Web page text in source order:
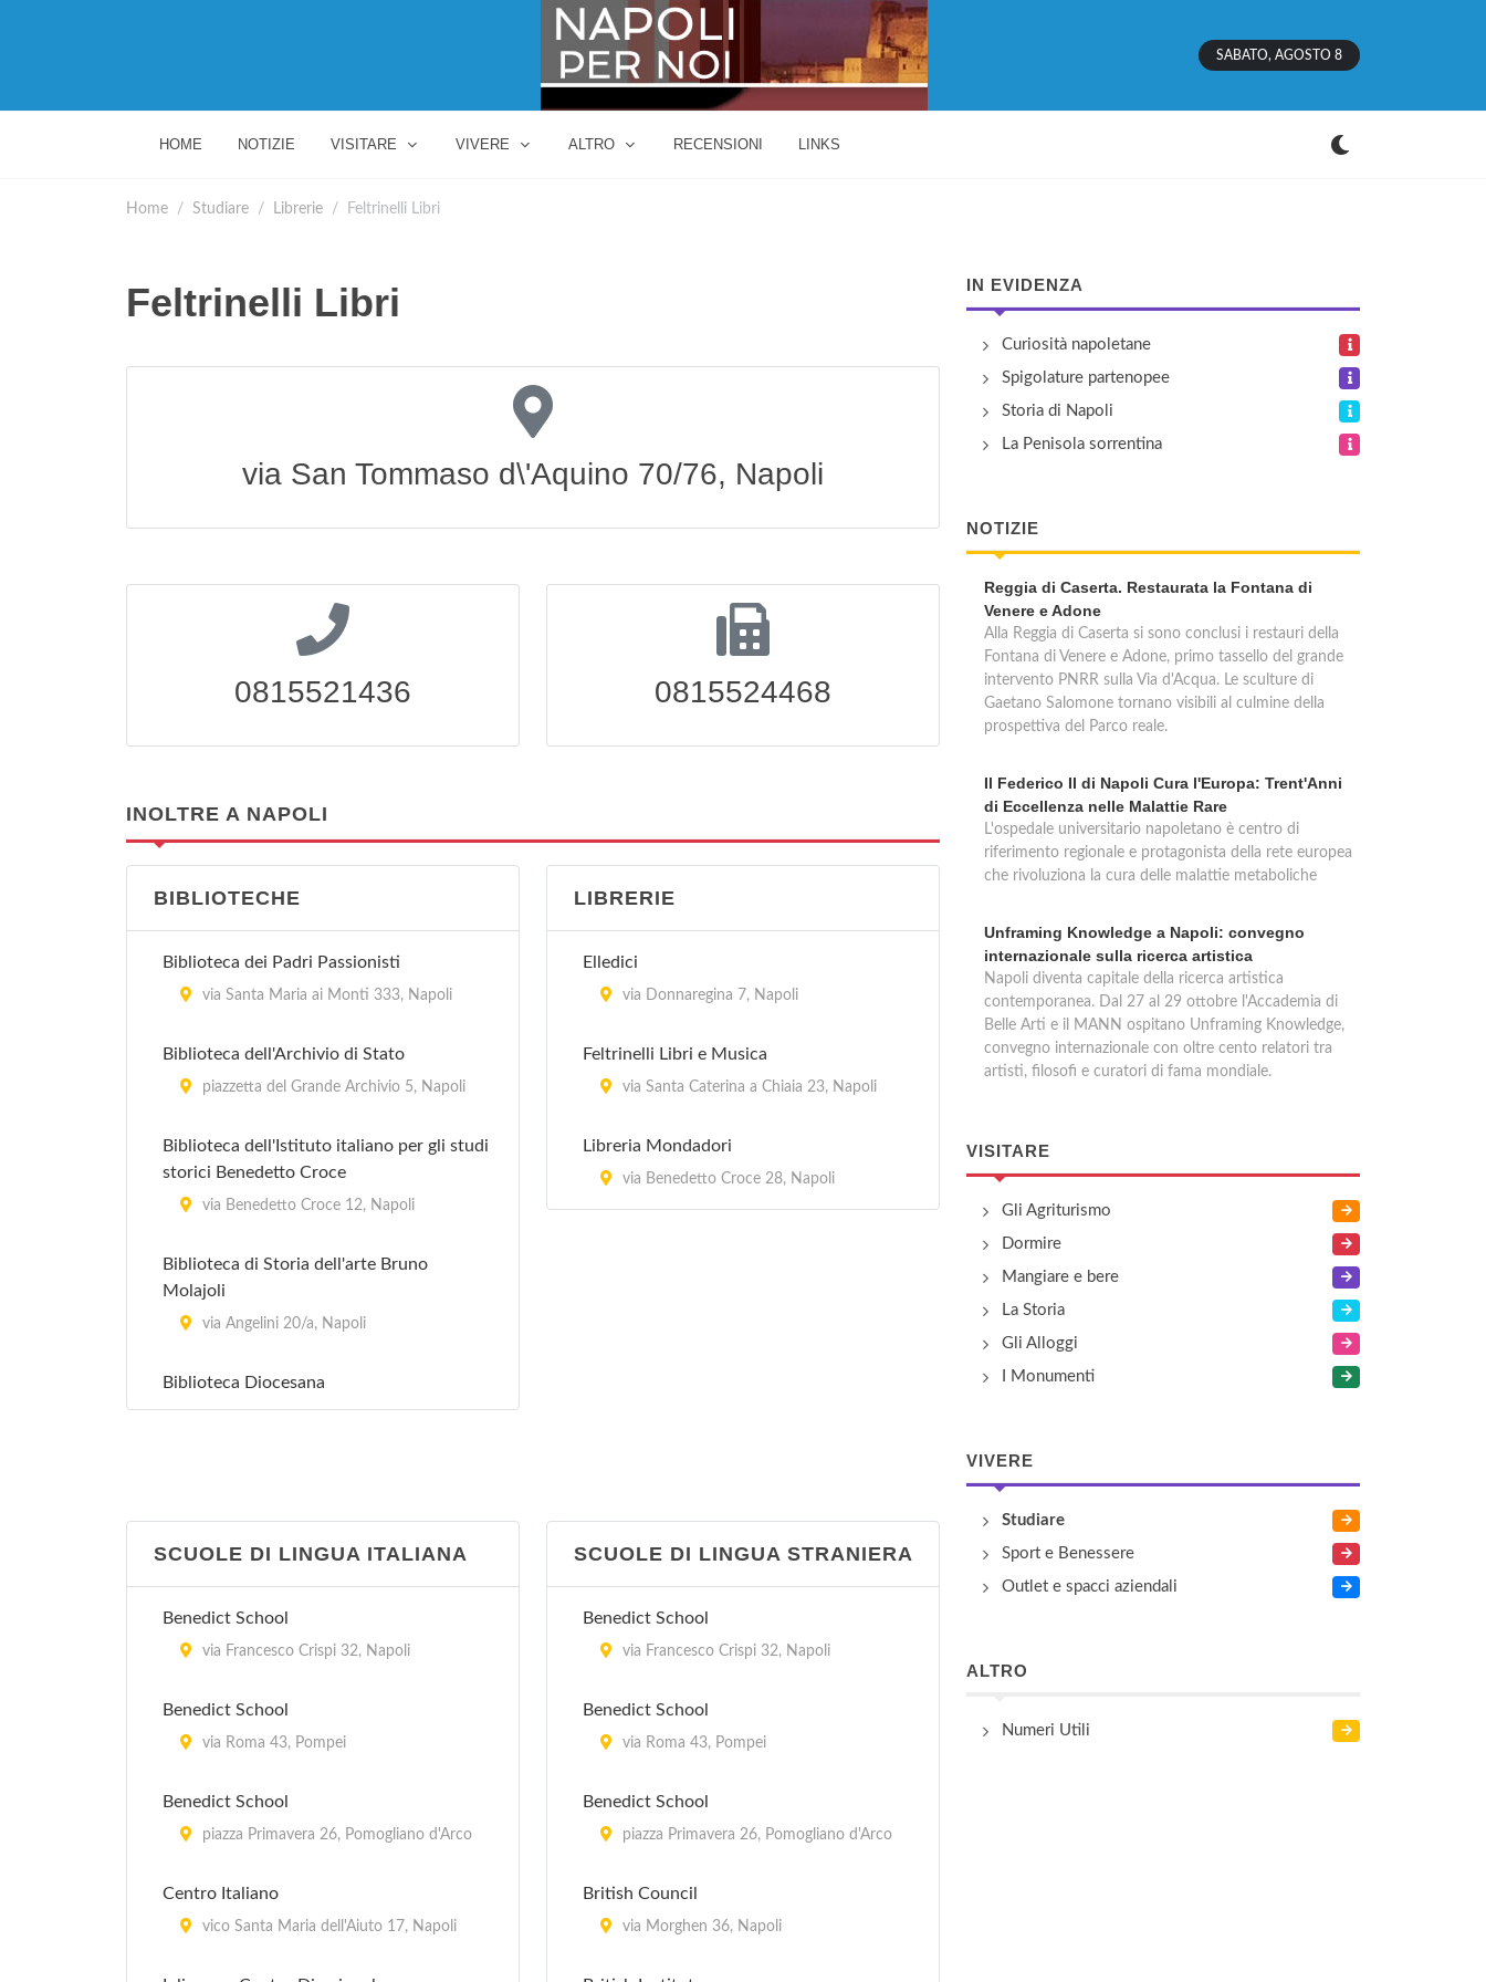
SABATO, AGOSTO 8
HOME NOTIZIE VISITARE VIVERE ALTRO RECENSIONI LINKS
Home Studiare Librerie Feltrinelli Libri
Feltrinelli Libri
via San Tommaso d\'Aquino 70/76, Napoli
0815521436 0815524468
INOLTRE A NAPOLI
BIBLIOTECHE
Biblioteca dei Padri Passionisti
via Santa Maria ai Monti 333, Napoli
Biblioteca dell'Archivio di Stato
piazzetta del Grande Archivio 5, Napoli
Biblioteca dell'Istituto italiano per gli studi
storici Benedetto Croce
via Benedetto Croce 12, Napoli
Biblioteca di Storia dell'arte Bruno
Molajoli
via Angelini 20/a, Napoli
Biblioteca Diocesana
Biblioteca Vittorio Emanuele III
La Biblioteca
LIBRERIE
Elledici
via Donnaregina 7, Napoli
Feltrinelli Libri e Musica
via Santa Caterina a Chiaia 23, Napoli
Libreria Mondadori
via Benedetto Croce 28, Napoli
SCUOLE DI LINGUA ITALIANA
Benedict School
via Francesco Crispi 32, Napoli
Benedict School
via Roma 43, Pompei
Benedict School
piazza Primavera 26, Pomogliano d'Arco
Centro Italiano
vico Santa Maria dell'Aiuto 17, Napoli
SCUOLE DI LINGUA STRANIERA
Benedict School
via Francesco Crispi 32, Napoli
Benedict School
via Roma 43, Pompei
Benedict School
piazza Primavera 26, Pomogliano d'Arco
British Council
via Morghen 36, Napoli
IN EVIDENZA
Curiosità napoletane
Spigolature partenopee
Storia di Napoli
La Penisola sorrentina
NOTIZIE
Reggia di Caserta. Restaurata la Fontana di
Venere e Adone
Alla Reggia di Caserta si sono conclusi i restauri della
Fontana di Venere e Adone, primo tassello del grande
intervento PNRR sulla Via d'Acqua. Le sculture di
Gaetano Salomone tornano visibili al culmine della
prospettiva del Parco reale.
Il Federico II di Napoli Cura l'Europa: Trent'Anni
di Eccellenza nelle Malattie Rare
L'ospedale universitario napoletano è centro di
riferimento regionale e protagonista della rete europea
che rivoluziona la cura delle malattie metaboliche
Unframing Knowledge a Napoli: convegno
internazionale sulla ricerca artistica
Napoli diventa capitale della ricerca artistica
contemporanea. Dal 27 al 29 ottobre l'Accademia di
Belle Arti e il MANN ospitano Unframing Knowledge,
convegno internazionale con oltre cento relatori tra
artisti, filosofi e curatori di fama mondiale.
VISITARE
Gli Agriturismo
Dormire
Mangiare e bere
La Storia
Gli Alloggi
I Monumenti
VIVERE
Studiare
Sport e Benessere
Outlet e spacci aziendali
ALTRO
Numeri Utili